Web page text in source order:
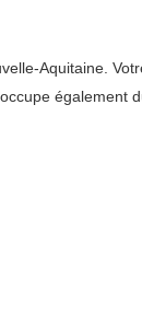
Aquitaine.
également